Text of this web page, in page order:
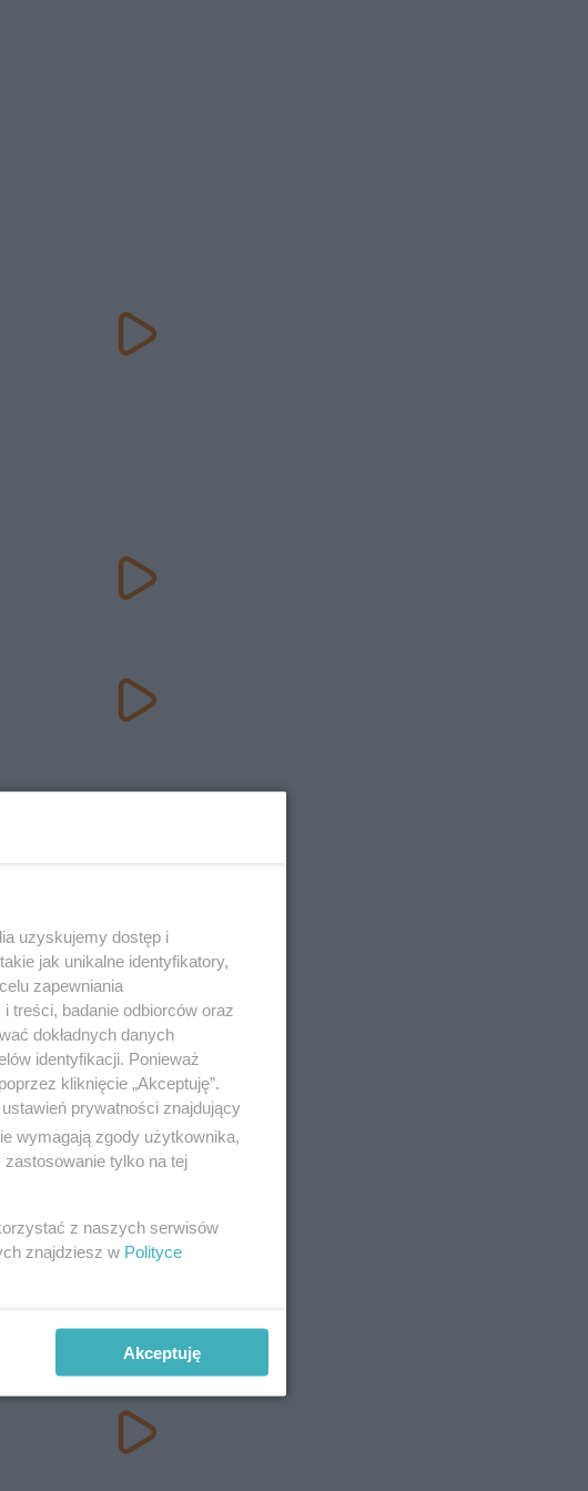
uzyskujemy dostęp i
jak unikalne identyfikatory,
zapewniania
treści, badanie odbiorców oraz
dokładnych danych
identyfikacji. Ponieważ
kliknięcie „Akceptuję”.
prywatności znajdujący
wymagają zgody użytkownika,
tylko na tej
z naszych serwisów
znajdziesz w Polityce
Akceptuję